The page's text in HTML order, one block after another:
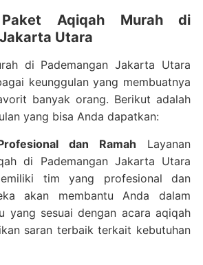
Paket Aqiqah Murah di
Utara
di Pademangan Jakarta Utara
keunggulan yang membuatnya
banyak orang. Berikut adalah
yang bisa Anda dapatkan:
dan Ramah Layanan
di Pademangan Jakarta Utara
tim yang profesional dan
akan membantu Anda dalam
yang sesuai dengan acara aqiqah
saran terbaik terkait kebutuhan